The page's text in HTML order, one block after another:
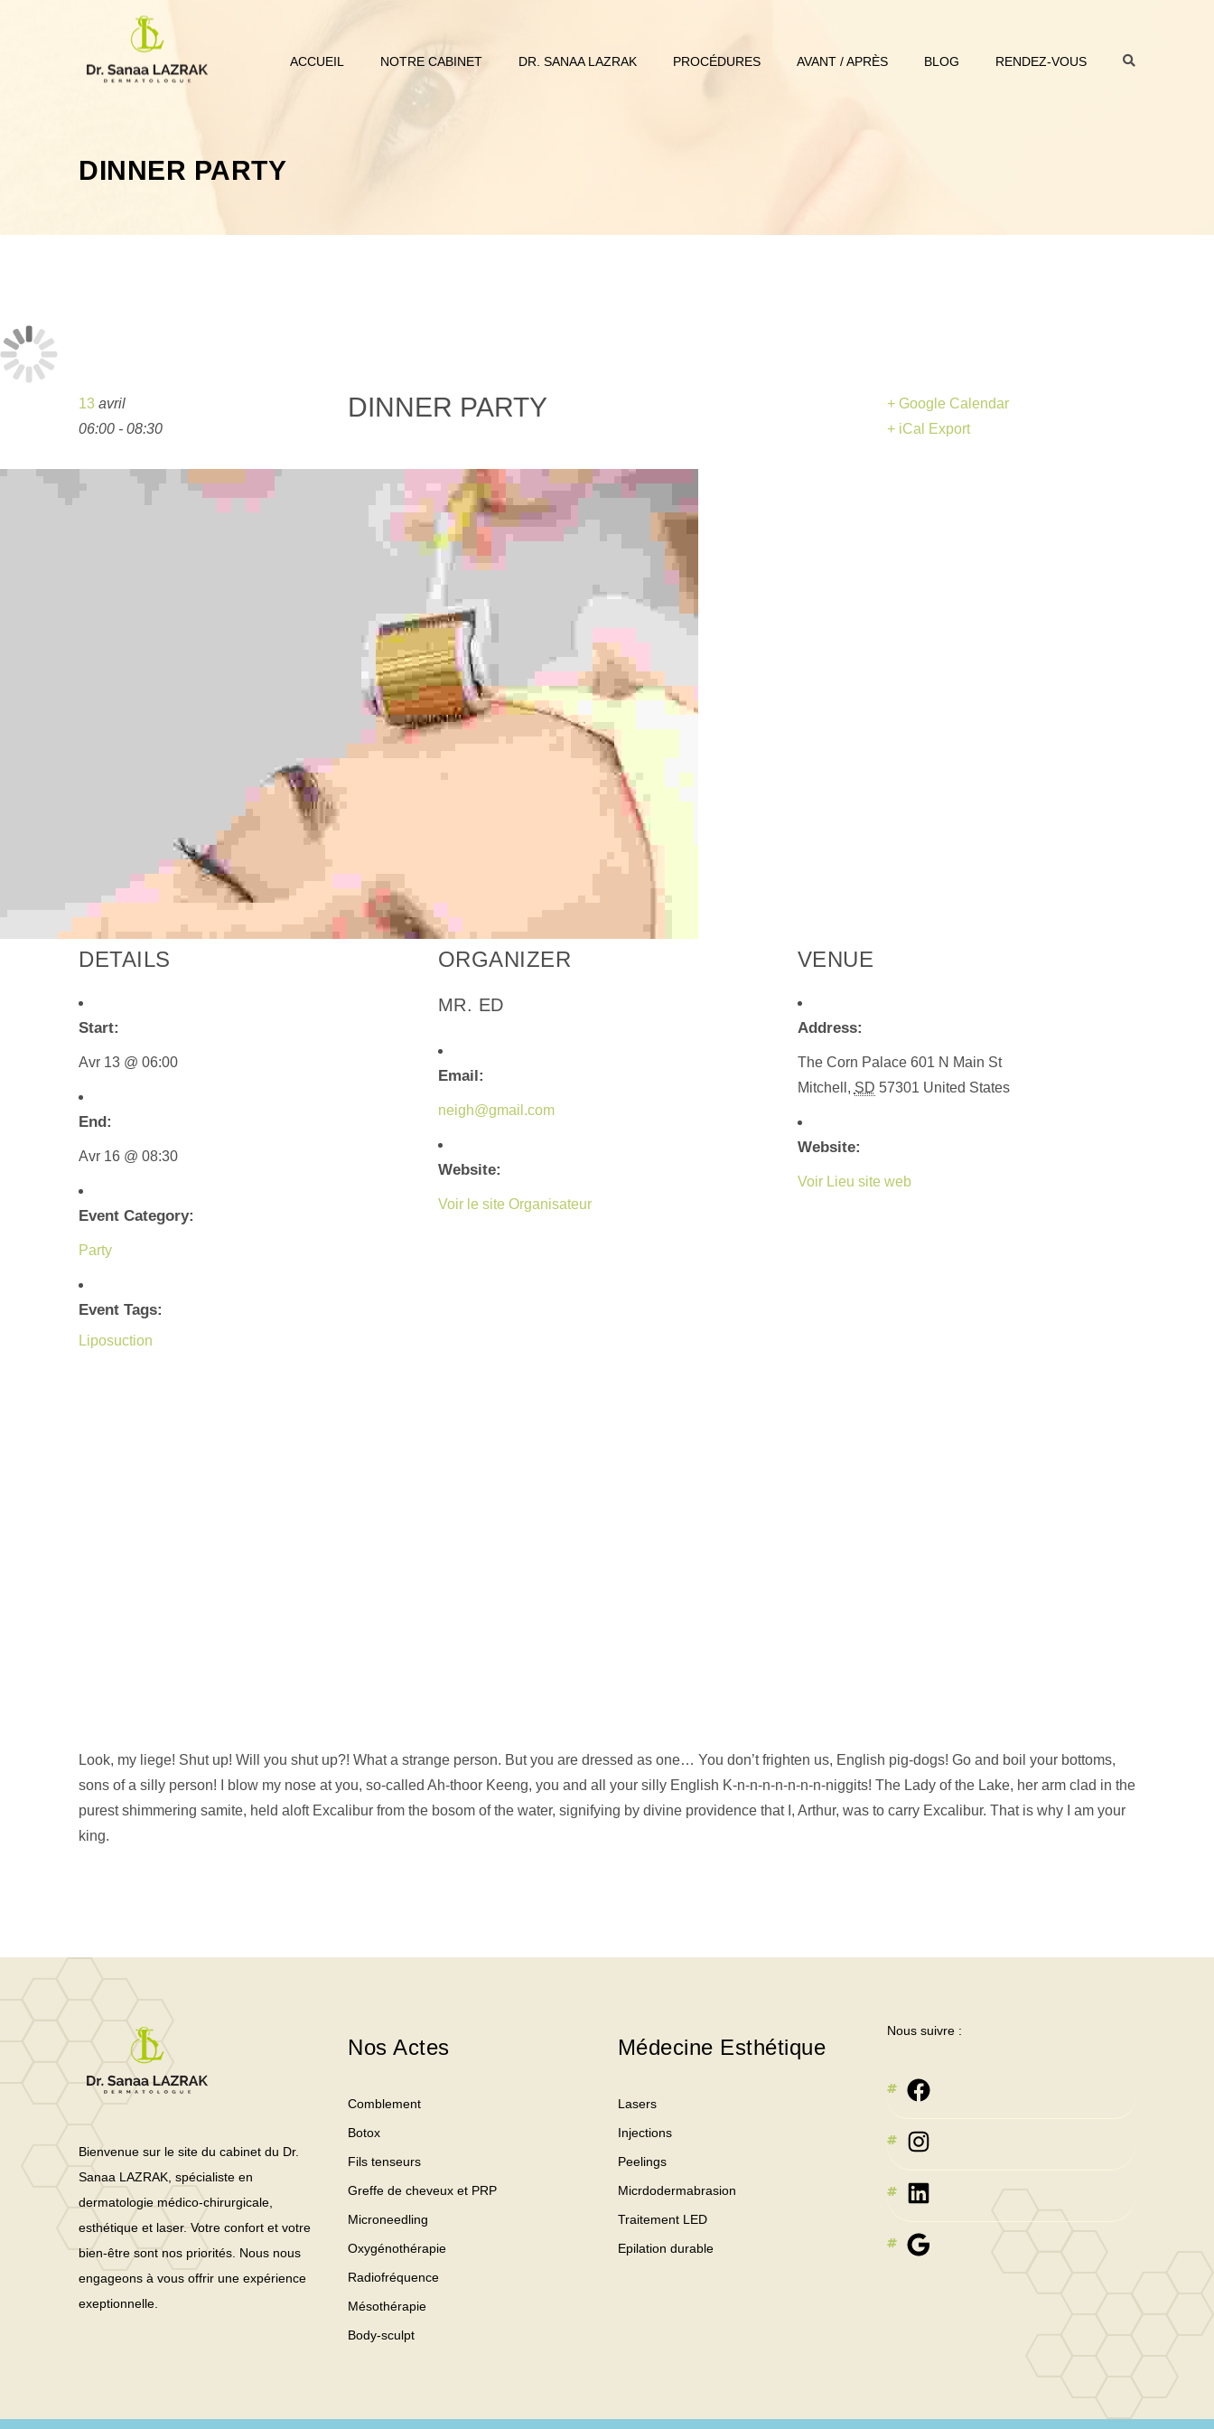
ACCUEIL NOTRE CABINET DR. SANAA LAZRAK PROCÉDURES AVANT / APRÈS BLOG RENDEZ-VOUS
DINNER PARTY
13 avril
06:00 - 08:30
DINNER PARTY
+ Google Calendar
+ iCal Export
DETAILS
Start:
Avr 13 @ 06:00
End:
Avr 16 @ 08:30
Event Category:
Party
Event Tags:
Liposuction
ORGANIZER
MR. ED
Email:
neigh@gmail.com
Website:
Voir le site Organisateur
VENUE
Address:
The Corn Palace 601 N Main St
Mitchell , SD 57301 United States
Website:
Voir Lieu site web
Look, my liege! Shut up! Will you shut up?! What a strange person. But you are dressed as one… You don’t frighten us, English pig-dogs! Go and boil your bottoms,
sons of a silly person! I blow my nose at you, so-called Ah-thoor Keeng, you and all your silly English K-n-n-n-n-n-n-n-niggits! The Lady of the Lake, her arm clad in the
purest shimmering samite, held aloft Excalibur from the bosom of the water, signifying by divine providence that I, Arthur, was to carry Excalibur. That is why I am your
king.
Bienvenue sur le site du cabinet du Dr.
Sanaa LAZRAK, spécialiste en
dermatologie médico-chirurgicale,
esthétique et laser. Votre confort et votre
bien-être sont nos priorités. Nous nous
engageons à vous offrir une expérience
exeptionnelle.
Nos Actes
Comblement
Botox
Fils tenseurs
Greffe de cheveux et PRP
Microneedling
Oxygénothérapie
Radiofréquence
Mésothérapie
Body-sculpt
Médecine Esthétique
Lasers
Injections
Peelings
Micrdodermabrasion
Traitement LED
Epilation durable
Nous suivre :